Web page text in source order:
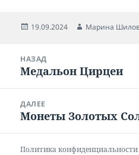
Опубликовано
19.09.2024 Автор
Марина
записям
НАЗАД
Предыдущая
Медальон Цирцеи
ДАЛЕЕ
Следующая
Монеты Золотых
Политика конфиденциальности